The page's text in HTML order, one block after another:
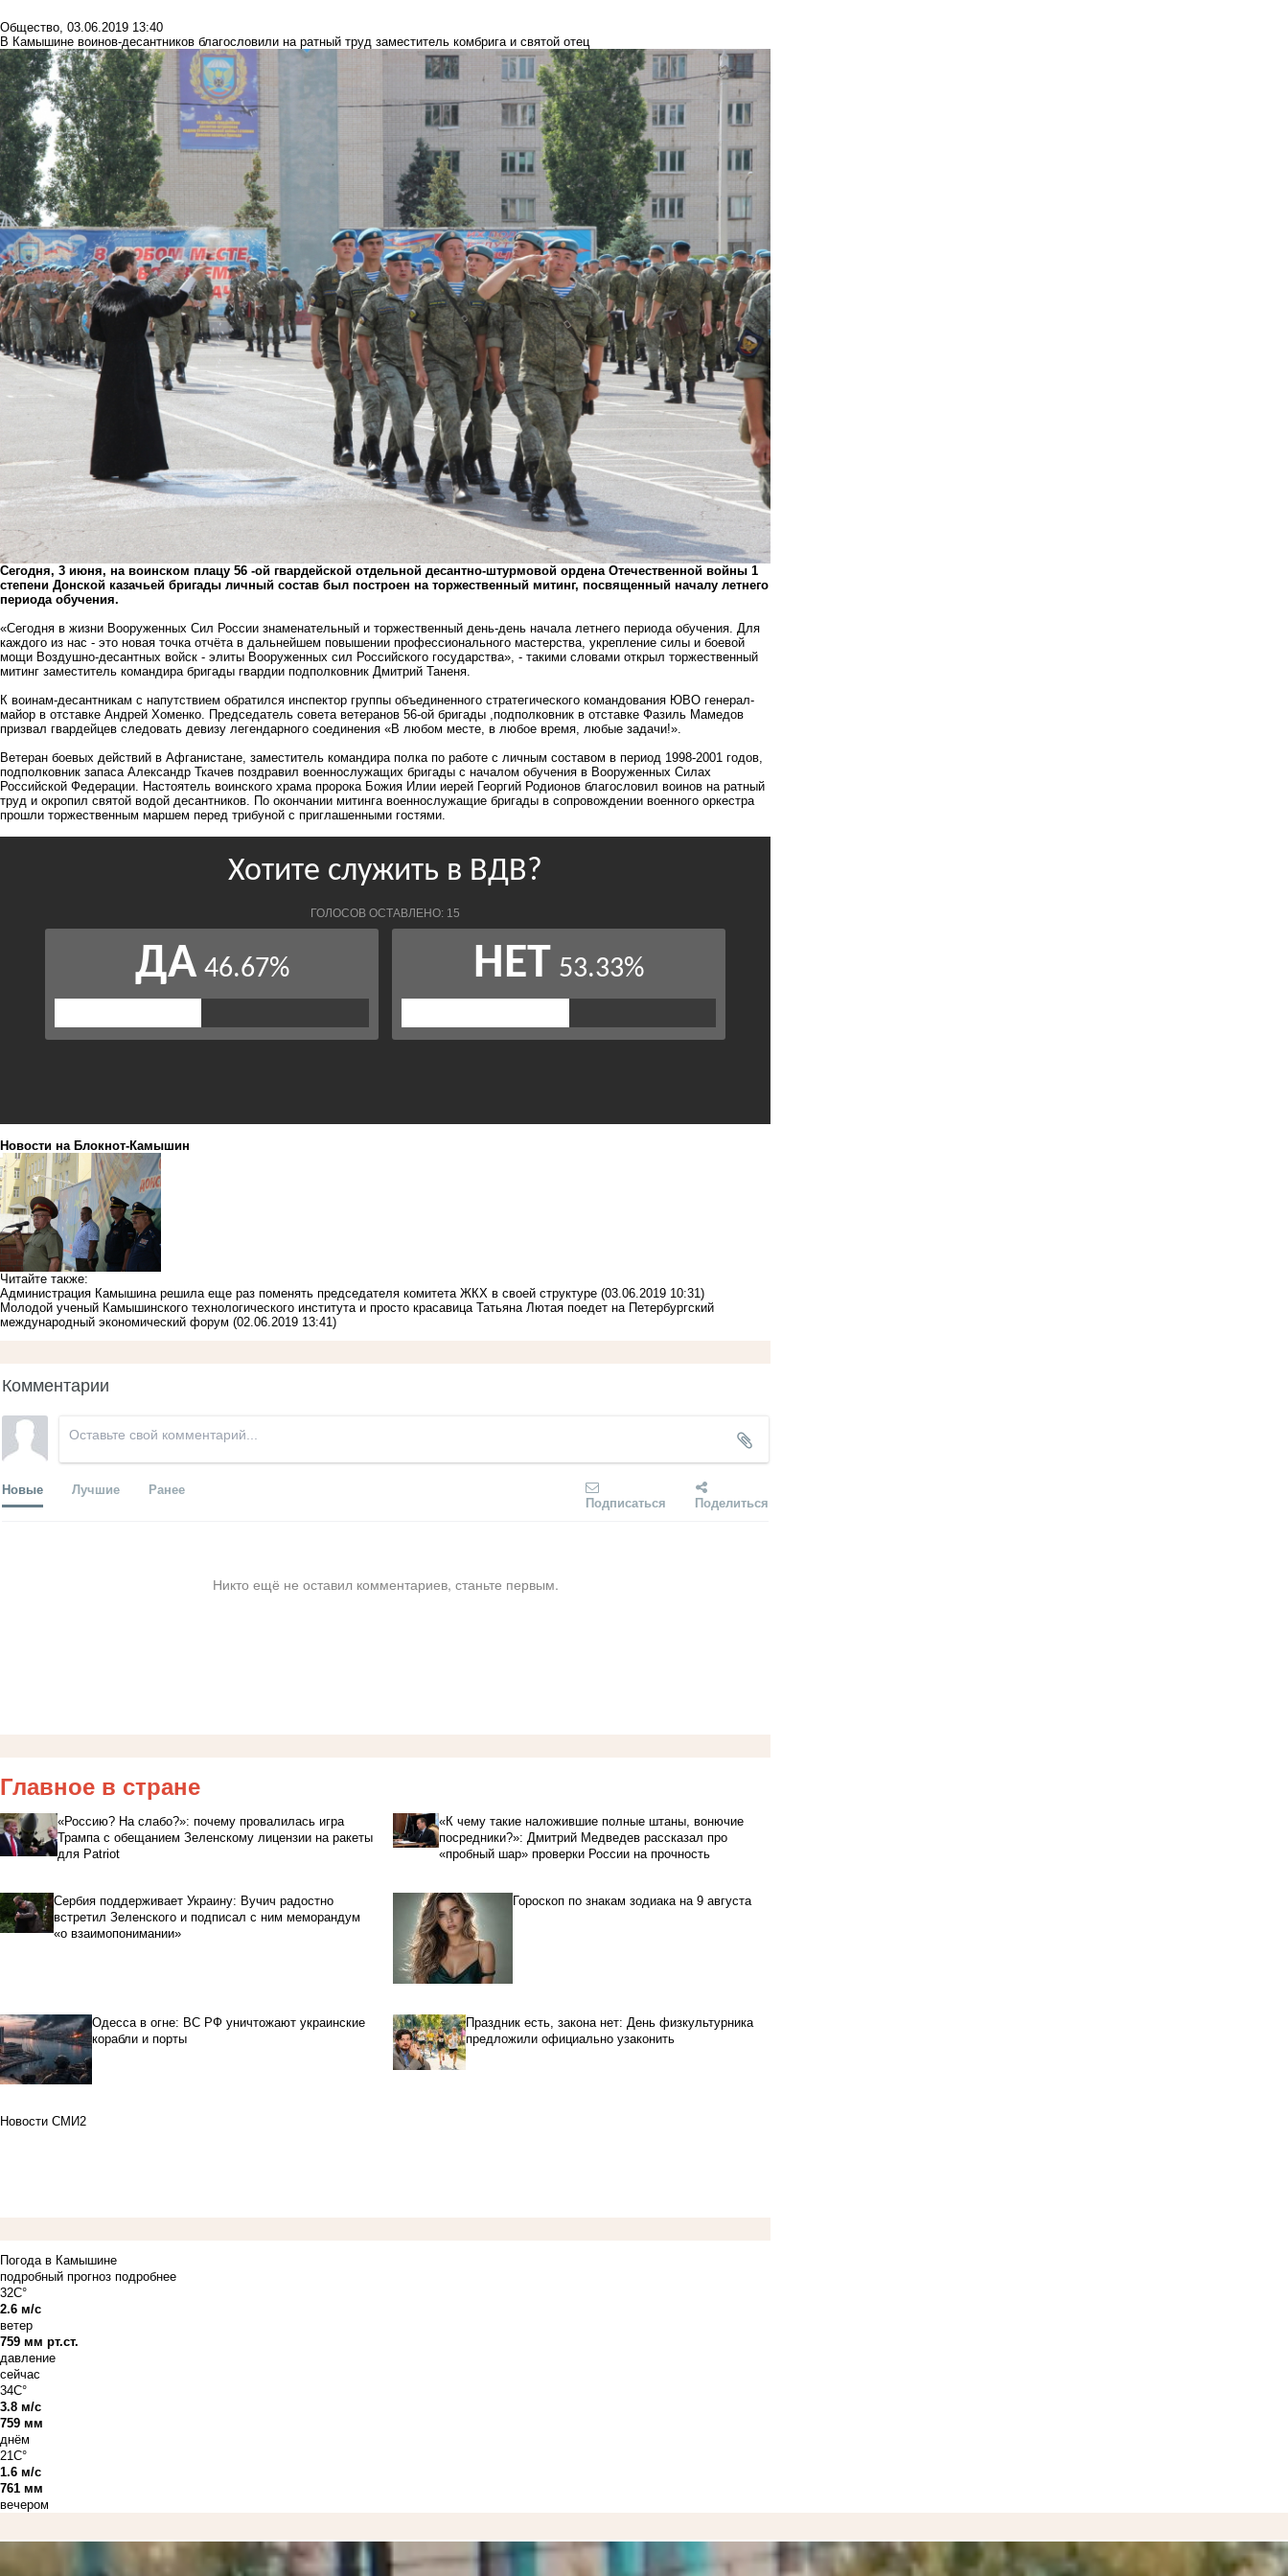
Общество, 03.06.2019 13:40
В Камышине воинов-десантников благословили на ратный труд заместитель комбрига и святой отец
Сегодня, 3 июня, на воинском плацу 56 -ой гвардейской отдельной десантно-штурмовой ордена Отечественной войны 1
степени Донской казачьей бригады личный состав был построен на торжественный митинг, посвященный началу летнего
периода обучения.
«Сегодня в жизни Вооруженных Сил России знаменательный и торжественный день-день начала летнего периода обучения. Для
каждого из нас - это новая точка отчёта в дальнейшем повышении профессионального мастерства, укрепление силы и боевой
мощи Воздушно-десантных войск - элиты Вооруженных сил Российского государства», - такими словами открыл торжественный
митинг заместитель командира бригады гвардии подполковник Дмитрий Таненя.
К воинам-десантникам с напутствием обратился инспектор группы объединенного стратегического командования ЮВО генерал-
майор в отставке Андрей Хоменко. Председатель совета ветеранов 56-ой бригады ,подполковник в отставке Фазиль Мамедов
призвал гвардейцев следовать девизу легендарного соединения «В любом месте, в любое время, любые задачи!».
Ветеран боевых действий в Афганистане, заместитель командира полка по работе с личным составом в период 1998-2001 годов,
подполковник запаса Александр Ткачев поздравил военнослужащих бригады с началом обучения в Вооруженных Силах
Российской Федерации. Настоятель воинского храма пророка Божия Илии иерей Георгий Родионов благословил воинов на ратный
труд и окропил святой водой десантников. По окончании митинга военнослужащие бригады в сопровождении военного оркестра
прошли торжественным маршем перед трибуной с приглашенными гостями.
Новости на Блoкнoт-Камышин
Читайте также:
Администрация Камышина решила еще раз поменять председателя комитета ЖКХ в своей структуре (03.06.2019 10:31)
Молодой ученый Камышинского технологического института и просто красавица Татьяна Лютая поедет на Петербургский
международный экономический форум (02.06.2019 13:41)
Комментарии
Новые Лучшие Ранее
Подписаться Поделиться
Никто ещё не оставил комментариев, станьте первым.
Главное в стране
«Россию? На слабо?»: почему провалилась игра
Трампа с обещанием Зеленскому лицензии на ракеты
для Patriot
«К чему такие наложившие полные штаны, вонючие
посредники?»: Дмитрий Медведев рассказал про
«пробный шар» проверки России на прочность
Сербия поддерживает Украину: Вучич радостно
встретил Зеленского и подписал с ним меморандум
«о взаимопонимании»
Гороскоп по знакам зодиака на 9 августа
Одесса в огне: ВС РФ уничтожают украинские
корабли и порты
Праздник есть, закона нет: День физкультурника
предложили официально узаконить
Новости СМИ2
Погода в Камышине
подробный прогноз подробнее
32C°
2.6 м/с
ветер
759 мм рт.ст.
давление
сейчас
34C°
3.8 м/с
759 мм
днём
21C°
1.6 м/с
761 мм
вечером